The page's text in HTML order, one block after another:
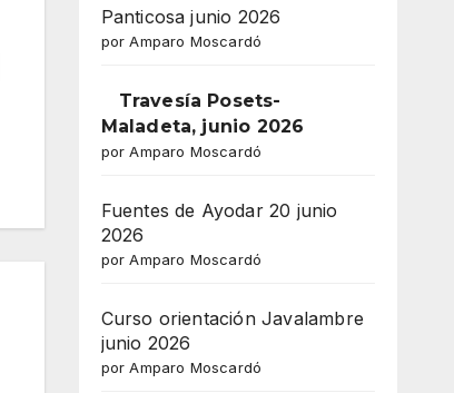
Panticosa junio 2026
por Amparo Moscardó
Travesía Posets-
Maladeta, junio 2026
por Amparo Moscardó
Fuentes de Ayodar 20 junio
2026
por Amparo Moscardó
Curso orientación Javalambre
junio 2026
por Amparo Moscardó